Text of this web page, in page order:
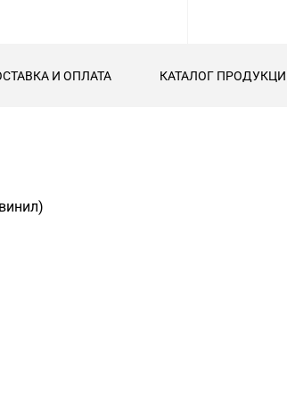
И ОПЛАТА КАТАЛОГ